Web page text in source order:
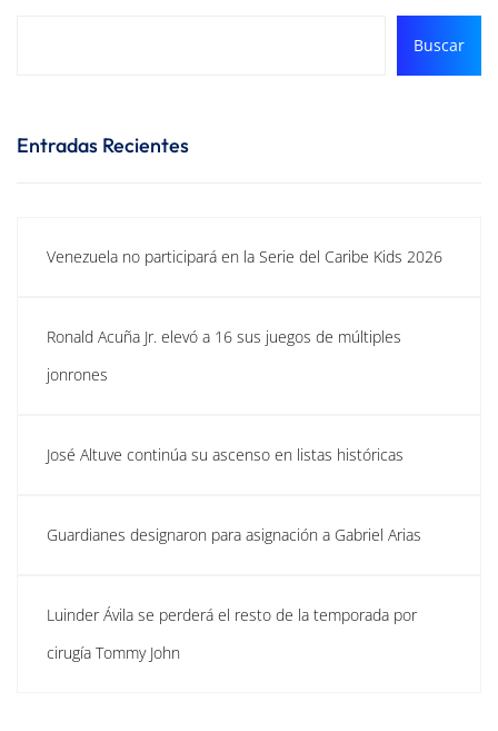
Buscar
Entradas Recientes
Venezuela no participará en la Serie del Caribe Kids 2026
Ronald Acuña Jr. elevó a 16 sus juegos de múltiples
jonrones
José Altuve continúa su ascenso en listas históricas
Guardianes designaron para asignación a Gabriel Arias
Luinder Ávila se perderá el resto de la temporada por
cirugía Tommy John